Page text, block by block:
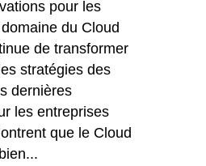
pour les
du Cloud
de transformer
stratégies des
dernières
les entreprises
que le Cloud